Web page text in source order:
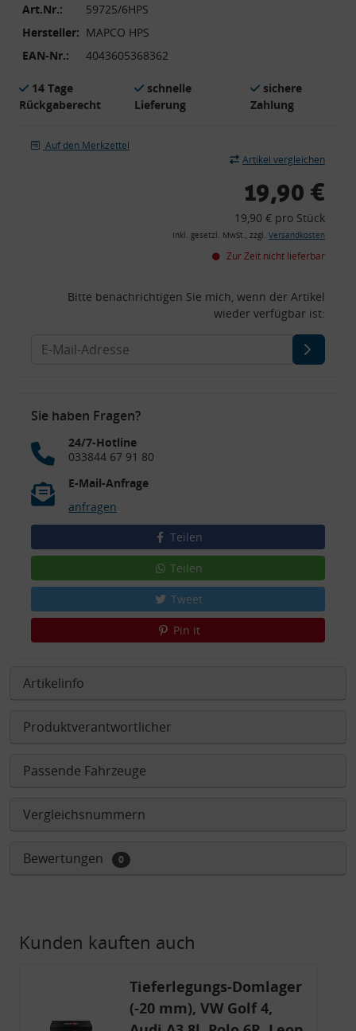
Art.Nr.:
59725/6HPS
Hersteller: MAPCO HPS
EAN-Nr.:
4043605368362
14 Tage
Rückgaberecht
schnelle
Lieferung
sichere
Zahlung
Auf den Merkzettel
Artikel vergleichen
19,90 €
19,90 € pro Stück
inkl. gesetzl. MwSt., zzgl. Versandkosten
Zur Zeit nicht lieferbar
Bitte benachrichtigen Sie mich, wenn der Artikel
wieder verfügbar ist:
Sie haben Fragen?
24/7-Hotline
033844 67 91 80
E-Mail-Anfrage
anfragen
Teilen
Teilen
Tweet
Pin it
Artikelinfo
Produktverantwortlicher
Passende Fahrzeuge
Vergleichsnummern
Bewertungen 0
Kunden kauften auch
Tieferlegungs-Domlager
(-20 mm), VW Golf 4,